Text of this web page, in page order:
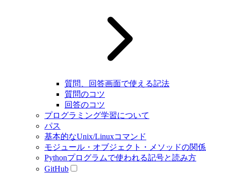
質問、回答画面で使える記法
質問のコツ
回答のコツ
プログラミング学習について
パス
基本的なUnix/Linuxコマンド
モジュール・オブジェクト・メソッドの関係
Pythonプログラムで使われる記号と読み方
GitHub